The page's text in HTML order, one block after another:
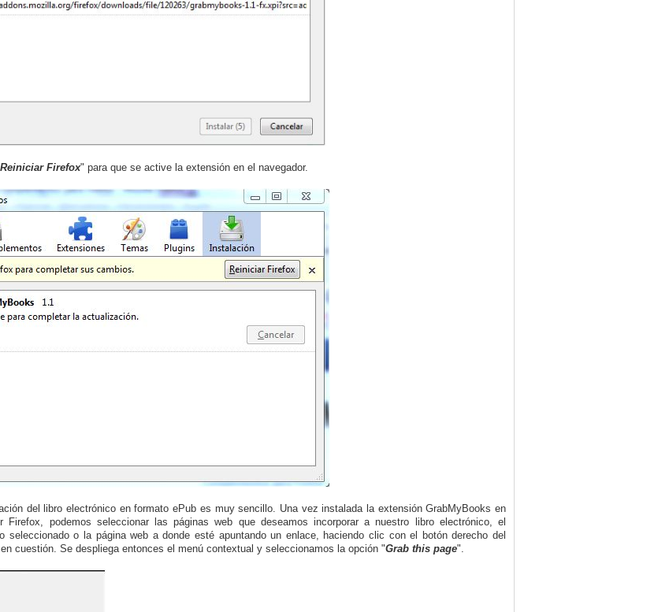
Reiniciar Firefox" para que se active la extensión en el navegador.
del libro electrónico en formato ePub es muy sencillo. Una vez instalada la extensión GrabMyBooks en
Firefox, podemos seleccionar las páginas web que deseamos incorporar a nuestro libro electrónico, el
seleccionado o la página web a donde esté apuntando un enlace, haciendo clic con el botón derecho del
cuestión. Se despliega entonces el menú contextual y seleccionamos la opción "Grab this page".